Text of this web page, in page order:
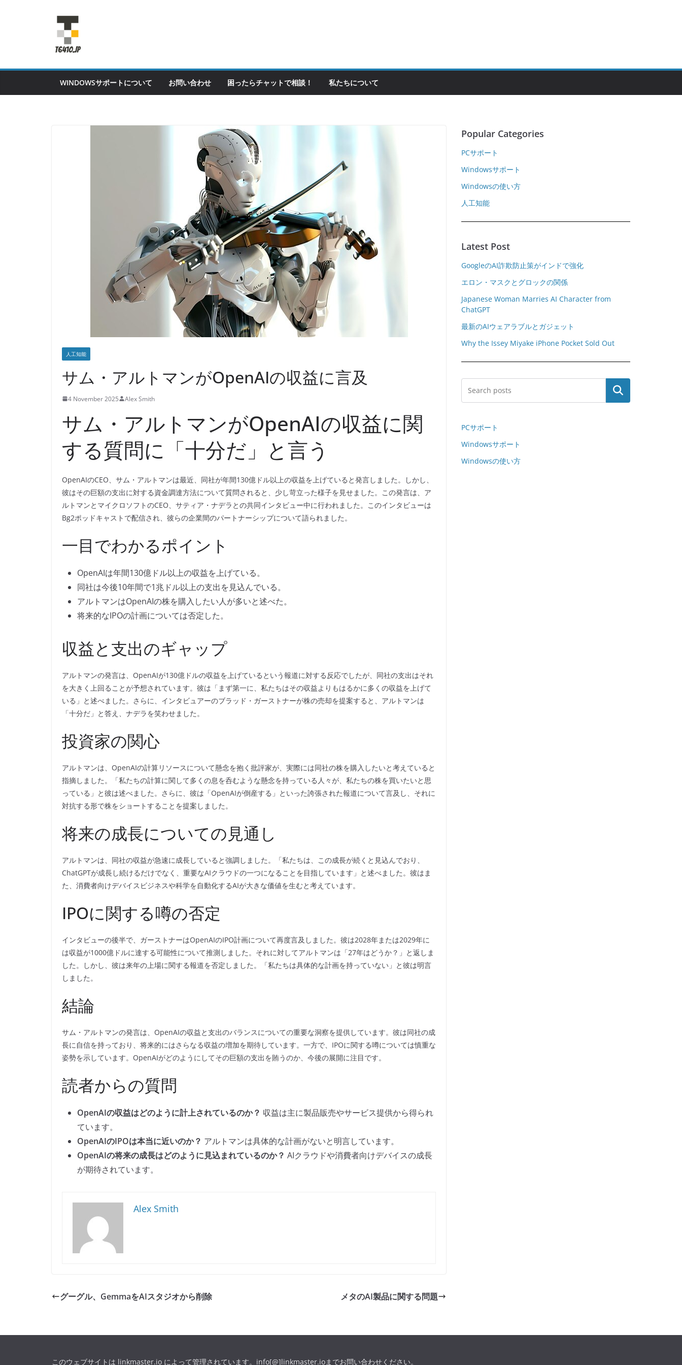
WINDOWSサポートについて お問い合わせ 困ったらチャットで相談！ 私たちについて
人工知能
サム・アルトマンがOpenAIの収益に言及
4 November 2025 Alex Smith
サム・アルトマンがOpenAIの収益に関
する質問に「十分だ」と言う
OpenAIのCEO、サム・アルトマンは最近、同社が年間130億ドル以上の収益を上げていると発言しました。しかし、
彼はその巨額の支出に対する資金調達方法について質問されると、少し苛立った様子を見せました。この発言は、ア
ルトマンとマイクロソフトのCEO、サティア・ナデラとの共同インタビュー中に行われました。このインタビューは
Bg2ポッドキャストで配信され、彼らの企業間のパートナーシップについて語られました。
一目でわかるポイント
OpenAIは年間130億ドル以上の収益を上げている。
同社は今後10年間で1兆ドル以上の支出を見込んでいる。
アルトマンはOpenAIの株を購入したい人が多いと述べた。
将来的なIPOの計画については否定した。
収益と支出のギャップ
アルトマンの発言は、OpenAIが130億ドルの収益を上げているという報道に対する反応でしたが、同社の支出はそれ
を大きく上回ることが予想されています。彼は「まず第一に、私たちはその収益よりもはるかに多くの収益を上げて
いる」と述べました。さらに、インタビュアーのブラッド・ガーストナーが株の売却を提案すると、アルトマンは
「十分だ」と答え、ナデラを笑わせました。
投資家の関心
アルトマンは、OpenAIの計算リソースについて懸念を抱く批評家が、実際には同社の株を購入したいと考えていると
指摘しました。「私たちの計算に関して多くの息を呑むような懸念を持っている人々が、私たちの株を買いたいと思
っている」と彼は述べました。さらに、彼は「OpenAIが倒産する」といった誇張された報道について言及し、それに
対抗する形で株をショートすることを提案しました。
将来の成長についての見通し
アルトマンは、同社の収益が急速に成長していると強調しました。「私たちは、この成長が続くと見込んでおり、
ChatGPTが成長し続けるだけでなく、重要なAIクラウドの一つになることを目指しています」と述べました。彼はま
た、消費者向けデバイスビジネスや科学を自動化するAIが大きな価値を生むと考えています。
IPOに関する噂の否定
インタビューの後半で、ガーストナーはOpenAIのIPO計画について再度言及しました。彼は2028年または2029年に
は収益が1000億ドルに達する可能性について推測しました。それに対してアルトマンは「27年はどうか？」と返しま
した。しかし、彼は来年の上場に関する報道を否定しました。「私たちは具体的な計画を持っていない」と彼は明言
しました。
結論
サム・アルトマンの発言は、OpenAIの収益と支出のバランスについての重要な洞察を提供しています。彼は同社の成
長に自信を持っており、将来的にはさらなる収益の増加を期待しています。一方で、IPOに関する噂については慎重な
姿勢を示しています。OpenAIがどのようにしてその巨額の支出を賄うのか、今後の展開に注目です。
読者からの質問
OpenAIの収益はどのように計上されているのか？ 収益は主に製品販売やサービス提供から得られ
ています。
OpenAIのIPOは本当に近いのか？ アルトマンは具体的な計画がないと明言しています。
OpenAIの将来の成長はどのように見込まれているのか？ AIクラウドや消費者向けデバイスの成長
が期待されています。
Alex Smith
グーグル、GemmaをAIスタジオから削除 メタのAI製品に関する問題
Popular Categories
PCサポート
Windowsサポート
Windowsの使い方
人工知能
Latest Post
GoogleのAI詐欺防止策がインドで強化
エロン・マスクとグロックの関係
Japanese Woman Marries AI Character from
ChatGPT
最新のAIウェアラブルとガジェット
Why the Issey Miyake iPhone Pocket Sold Out
Search
PCサポート
Windowsサポート
Windowsの使い方
このウェブサイトは linkmaster.io によって管理されています。info[@]linkmaster.ioまでお問い合わせください。